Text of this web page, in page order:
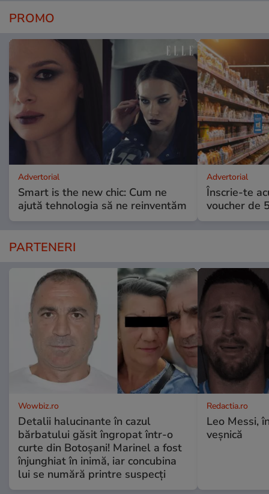
PROMO
Advertorial
Smart is the new chic: Cum ne
ajută tehnologia să ne reinventăm
Advertorial
Înscrie-te
voucher de
PARTENERI
Wowbiz.ro
Detalii halucinante în cazul
bărbatului găsit îngropat într-o
curte din Botoșani! Marinel a fost
înjunghiat în inimă, iar concubina
lui se numără printre suspecți
Redactia.ro
Leo Messi,
veșnică